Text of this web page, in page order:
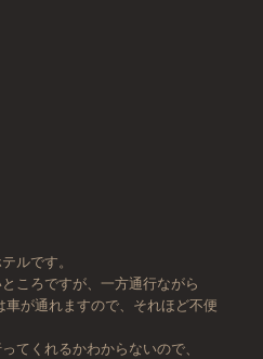
ルです。
ころですが、一方通行ながら
車が通れますので、それほど不便
てくれるかわからないので、